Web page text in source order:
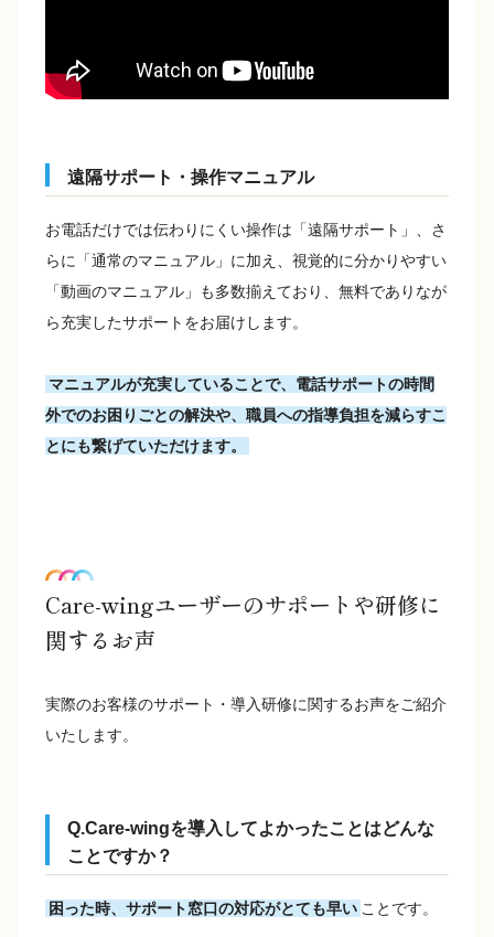
遠隔サポート・操作マニュアル
お電話だけでは伝わりにくい操作は「遠隔サポート」、さ
らに「通常のマニュアル」に加え、視覚的に分かりやすい
「動画のマニュアル」も多数揃えており、無料でありなが
ら充実したサポートをお届けします。
マニュアルが充実していることで、電話サポートの時間
外でのお困りごとの解決や、職員への指導負担を減らすこ
とにも繋げていただけます。
Care-wingユーザーのサポートや研修に
関するお声
実際のお客様のサポート・導入研修に関するお声をご紹介
いたします。
Q.Care-wingを導入してよかったことはどんな
ことですか？
困った時、サポート窓口の対応がとても早い ことです。